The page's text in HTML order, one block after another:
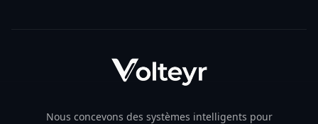
Nous concevons des systèmes intelligents pour